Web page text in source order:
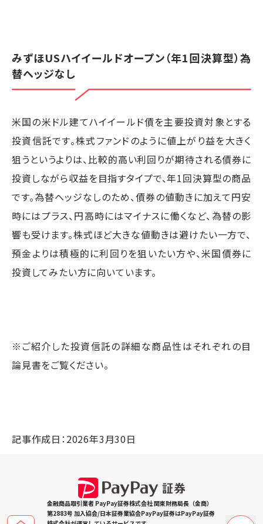
みずほUSハイイールドオープン（年1回決算型）為
替ヘッジなし
米国の米ドル建てハイイールド債を主要投資対象とする
投資信託です。株式ファンドのように値上がり益を大きく
狙うというよりは、比較的高い利回りが期待される債券に
投資しながら収益を目指すタイプで、年1回決算型の商品
です。為替ヘッジなしのため、債券の値動きに加えて円安
時にはプラス、円高時にはマイナスに働くなど、為替の影
響も受けます。株式ほど大きな値動きは避けたい一方で、
預金よりは積極的に利回りを狙いたい方や、米国債券に
投資してみたい方に向いています。
※ご紹介した投資信託の詳細な商品性はそれぞれの目
論見書をご覧ください。
記事作成日：2026年3月30日
金融商品取引業者 PayPay証券株式会社 関東財務局長（金商）
第2883号 加入協会/日本証券業協会PayPay証券はPayPay証券